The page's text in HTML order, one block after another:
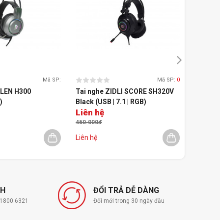
Mã SP:
H300
Mã SP: 0
Tai nghe ZIDLI SCORE SH320V
Black (USB | 7.1 | RGB)
Liên hệ
450.000đ
Liên hệ
ĐỔI TRẢ DỄ DÀNG
Đổi mới trong 30 ngày đầu